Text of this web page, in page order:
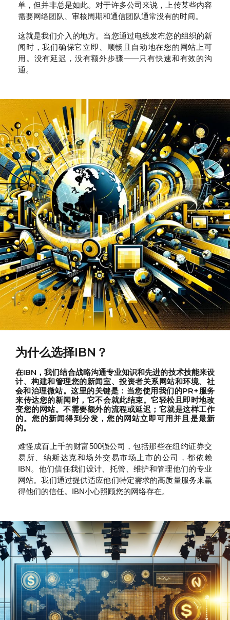
单，但并非总是如此。对于许多公司来说，上传某些内容
需要网络团队、审核周期和通信团队通常没有的时间。
这就是我们介入的地方。当您通过电线发布您的组织的新
闻时，我们确保它立即、顺畅且自动地在您的网站上可
用。没有延迟，没有额外步骤——只有快速和有效的沟
通。
为什么选择IBN？
在IBN，我们结合战略沟通专业知识和先进的技术技能来设
计、构建和管理您的新闻室、投资者关系网站和环境、社
会和治理微站。这里的关键是：当您使用我们的PR+服务
来传达您的新闻时，它不会就此结束。它轻松且即时地改
变您的网站。不需要额外的流程或延迟；它就是这样工作
的。您的新闻得到分发，您的网站立即可用并且是最新
的。
难怪成百上千的财富500强公司，包括那些在纽约证券交
易所、纳斯达克和场外交易市场上市的公司，都依赖
IBN。他们信任我们设计、托管、维护和管理他们的专业
网站。我们通过提供适应他们特定需求的高质量服务来赢
得他们的信任。IBN小心照顾您的网络存在。